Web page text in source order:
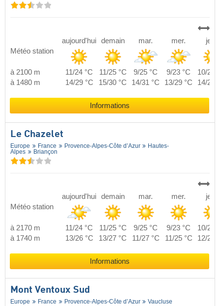
Météo station
aujourd'hui demain mar. mer. jeu.
à 2100 m 11/24 °C 11/25 °C 9/25 °C 9/23 °C
10/24
à 1480 m
14/29 °C 15/30 °C 14/31 °C 13/29 °C 14/29
Informations
Le Chazelet
Europe France Provence-Alpes-Côte d’Azur
Hautes-
Alpes
Briançon
Météo station
aujourd'hui demain mar. mer. jeu.
à 2170 m 11/24 °C 11/25 °C 9/25 °C 9/23 °C
10/24
à 1740 m
13/26 °C 13/27 °C 11/27 °C 11/25 °C 12/26
Informations
Mont Ventoux Sud
Europe France Provence-Alpes-Côte d’Azur Vaucluse